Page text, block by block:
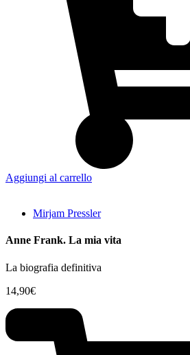
Aggiungi al carrello
Mirjam Pressler
Anne Frank. La mia vita
La biografia definitiva
14,90€